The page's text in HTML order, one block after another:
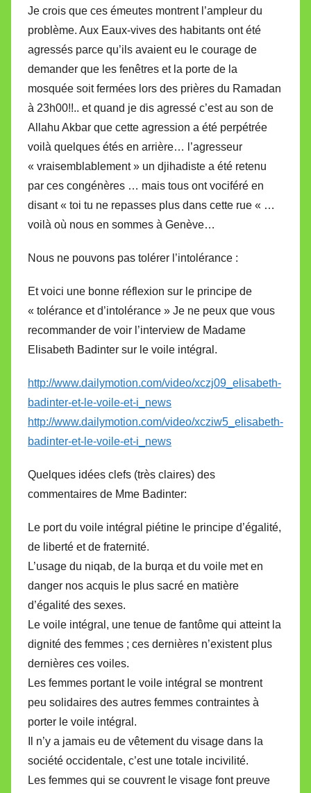
Je crois que ces émeutes montrent l’ampleur du
problème. Aux Eaux-vives des habitants ont été
agressés parce qu’ils avaient eu le courage de
demander que les fenêtres et la porte de la
mosquée soit fermées lors des prières du Ramadan
à 23h00!!.. et quand je dis agressé c’est au son de
Allahu Akbar que cette agression a été perpétrée
voilà quelques étés en arrière… l’agresseur
« vraisemblablement » un djihadiste a été retenu
par ces congénères … mais tous ont vociféré en
disant « toi tu ne repasses plus dans cette rue « …
voilà où nous en sommes à Genève…
Nous ne pouvons pas tolérer l’intolérance :
Et voici une bonne réflexion sur le principe de
« tolérance et d’intolérance » Je ne peux que vous
recommander de voir l’interview de Madame
Elisabeth Badinter sur le voile intégral.
http://www.dailymotion.com/video/xczj09_elisabeth-
badinter-et-le-voile-et-i_news
http://www.dailymotion.com/video/xcziw5_elisabeth-
badinter-et-le-voile-et-i_news
Quelques idées clefs (très claires) des
commentaires de Mme Badinter:
Le port du voile intégral piétine le principe d’égalité,
de liberté et de fraternité.
L’usage du niqab, de la burqa et du voile met en
danger nos acquis le plus sacré en matière
d’égalité des sexes.
Le voile intégral, une tenue de fantôme qui atteint la
dignité des femmes ; ces dernières n’existent plus
dernières ces voiles.
Les femmes portant le voile intégral se montrent
peu solidaires des autres femmes contraintes à
porter le voile intégral.
Il n’y a jamais eu de vêtement du visage dans la
société occidentale, c’est une totale incivilité.
Les femmes qui se couvrent le visage font preuve